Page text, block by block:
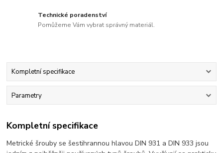
Technické poradenství
Pomůžeme Vám vybrat správný materiál.
Kompletní specifikace
Parametry
Kompletní specifikace
Metrické šrouby se šestihrannou hlavou DIN 931 a DIN 933 jsou